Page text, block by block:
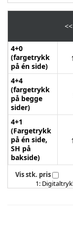
<<
4+0
(fargetrykk
på én side)
4+4
(fargetrykk
på begge
sider)
4+1
(Fargetrykk
på én side,
SH på
bakside)
Vis stk. pris
1: